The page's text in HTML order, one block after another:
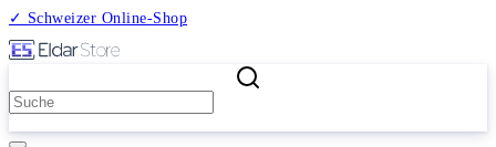
✓ Schweizer Online-Shop